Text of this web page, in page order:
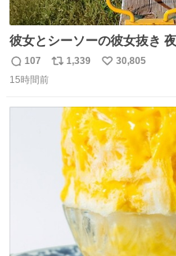
彼女とシーソーの彼女抜き 夜の公園って不審者が現れそう
で怖いんだよな
返
信
107
リ
ト
数
1,339
い
数
30,805
15時間前